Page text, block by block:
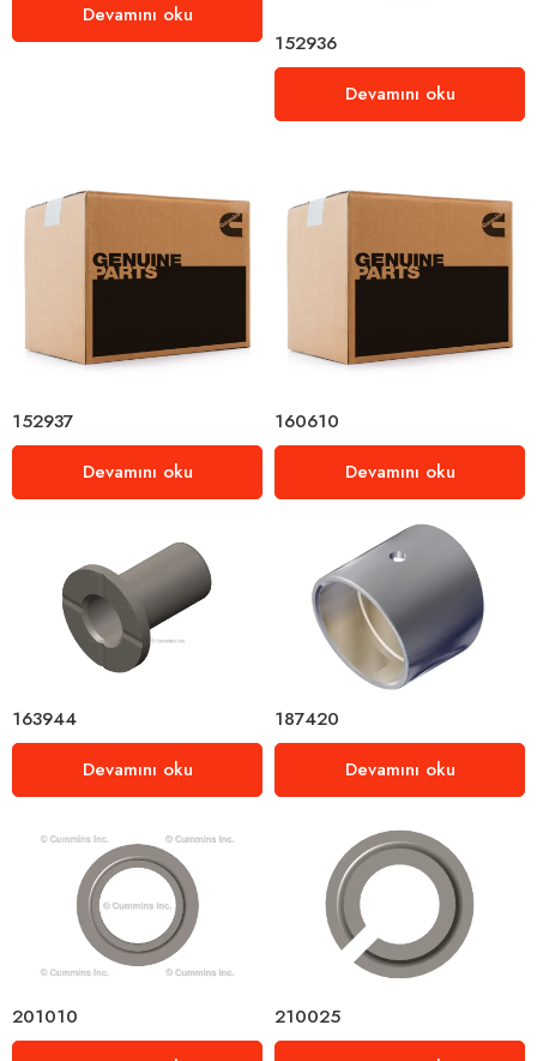
Devamını oku
152936
Devamını oku
152937
Devamını oku
160610
Devamını oku
163944
Devamını oku
187420
Devamını oku
201010
210025